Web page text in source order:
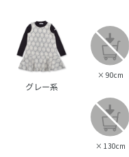
グレー系
× 90cm
× 130cm